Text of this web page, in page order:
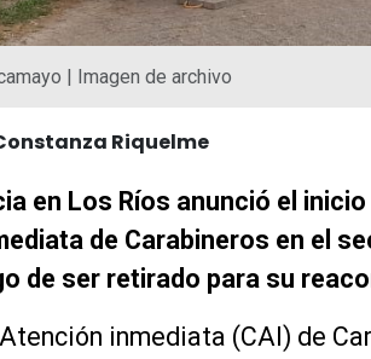
| Imagen de archivo
Riquelme
en Los Ríos anunció el
de Carabineros en el
de ser retirado para su
inmediata (CAI) de